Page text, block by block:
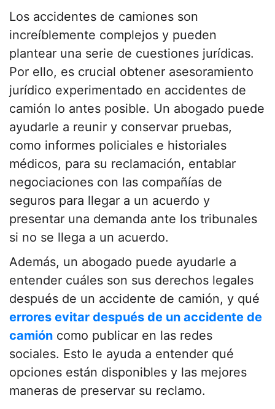
Los accidentes de camiones son
increíblemente complejos y pueden
plantear una serie de cuestiones jurídicas.
Por ello, es crucial obtener asesoramiento
jurídico experimentado en accidentes de
camión lo antes posible. Un abogado puede
ayudarle a reunir y conservar pruebas,
como informes policiales e historiales
médicos, para su reclamación, entablar
negociaciones con las compañías de
seguros para llegar a un acuerdo y
presentar una demanda ante los tribunales
si no se llega a un acuerdo.
Además, un abogado puede ayudarle a
entender cuáles son sus derechos legales
después de un accidente de camión, y qué
errores evitar después de un accidente de
camión como publicar en las redes
sociales. Esto le ayuda a entender qué
opciones están disponibles y las mejores
maneras de preservar su reclamo.